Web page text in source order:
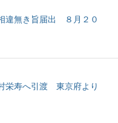
違無き旨届出 ８月２０
栄寿へ引渡 東京府より